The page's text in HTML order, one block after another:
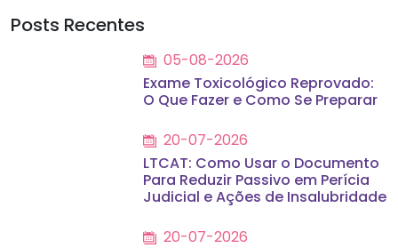
Posts Recentes
05-08-2026
Exame Toxicológico Reprovado:
O Que Fazer e Como Se Preparar
20-07-2026
LTCAT: Como Usar o Documento
Para Reduzir Passivo em Perícia
Judicial e Ações de Insalubridade
20-07-2026